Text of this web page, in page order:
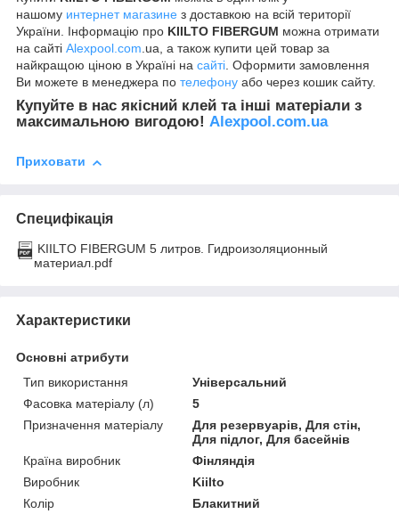
нашому интернет магазине з доставкою на всій території
України. Інформацію про KIILTO FIBERGUM можна отримати
на сайті Alexpool.com .ua, а також купити цей товар за
найкращою ціною в Україні на сайті . Оформити замовлення
Ви можете в менеджера по телефону або через кошик сайту.
Купуйте в нас якісний клей та інші матеріали з
максимальною вигодою! Alexpool.com.ua
Приховати
Специфікація
KIILTO FIBERGUM 5 литров. Гидроизоляционный
материал.pdf
Характеристики
Основні атрибути
Тип використання
Універсальний
Фасовка матеріалу (л)
5
Призначення матеріалу
Для резервуарів, Для стін,
Для підлог, Для басейнів
Країна виробник
Фінляндія
Виробник
Kiilto
Колір
Блакитний